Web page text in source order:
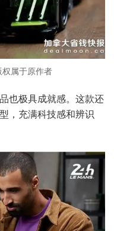
属于原作者
也极具成就感。这款还
，充满科技感和辨识